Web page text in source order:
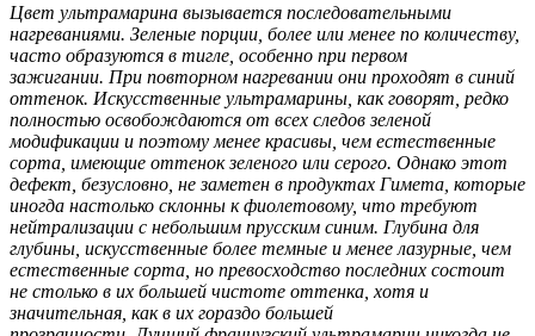
Цвет ультрамарина вызывается последовательными
нагреваниями. Зеленые порции, более или менее по количеству,
часто образуются в тигле, особенно при первом
зажигании. При повторном нагревании они проходят в синий
оттенок. Искусственные ультрамарины, как говорят, редко
полностью освобождаются от всех следов зеленой
модификации и поэтому менее красивы, чем естественные
сорта, имеющие оттенок зеленого или серого. Однако этот
дефект, безусловно, не заметен в продуктах Гимета, которые
иногда настолько склонны к фиолетовому, что требуют
нейтрализации с небольшим прусским синим. Глубина для
глубины, искусственные более темные и менее лазурные, чем
естественные сорта, но превосходство последних состоит
не столько в их большей чистоте оттенка, хотя и
значительная, как в их гораздо большей